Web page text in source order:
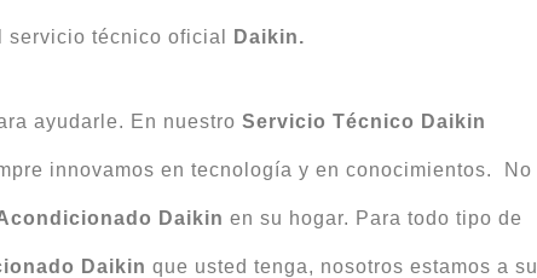
servicio técnico oficial Daikin.
ayudarle. En nuestro Servicio Técnico Daikin
innovamos en tecnología y en conocimientos. No
Daikin en su hogar. Para todo tipo de
Daikin que usted tenga, nosotros estamos a su